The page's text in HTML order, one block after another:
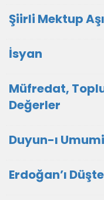
Şiirli Mektup
İsyan
Müfredat,
Değerler
Duyun-ı
Erdoğan’ı